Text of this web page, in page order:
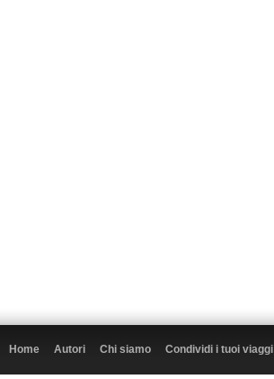
Home Autori Chi siamo Condividi i tuoi viaggi